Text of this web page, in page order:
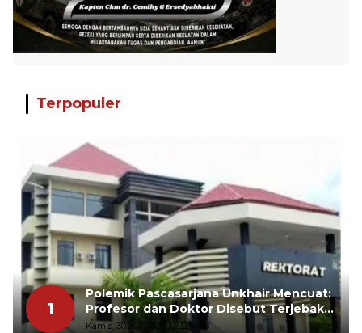
Terpopuler
1
Polemik Pascasarjana Unkhair Mencuat:
Profesor dan Doktor Disebut Terjebak
dalam Rutinitas Akademik Akhir Pekan
Kamis, 30 Juli 2026, 13:32 WIB